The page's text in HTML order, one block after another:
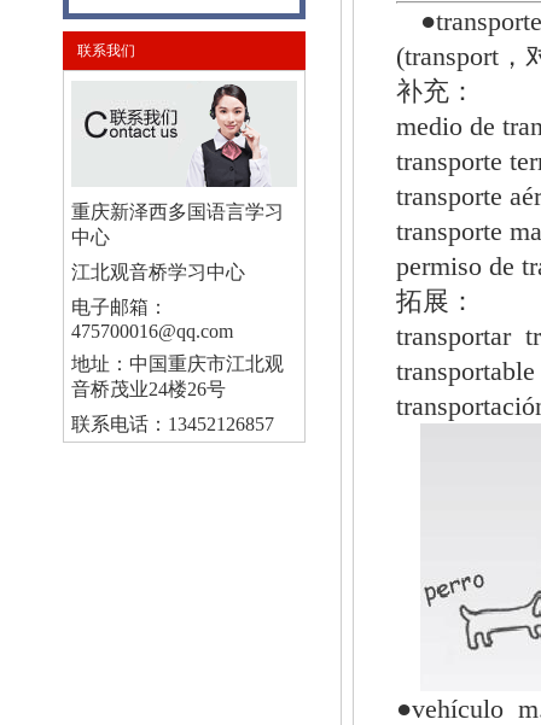
联系我们
重庆新泽西多国语言学习
中心
江北观音桥学习中心
电子邮箱：
475700016@qq.com
地址：中国重庆市江北观
音桥茂业24楼26号
联系电话：13452126857
(transport
补充：
medio de
transporte
transporte
transporte
permiso de
拓展：
transportar
●vehículo